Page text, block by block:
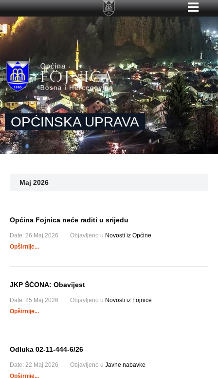
OPĆINSKA UPRAVA
Maj 2026
Općina Fojnica neće raditi u srijedu
Date: 26 Maj 2026 Objavljeno u Novosti iz Općine
Opširnije...
JKP ŠĆONA: Obavijest
Date: 25 Maj 2026 Objavljeno u Novosti iz Fojnice
Opširnije...
Odluka 02-11-444-6/26
Date: 22 Maj 2026 Objavljeno u Javne nabavke
Opširnije...